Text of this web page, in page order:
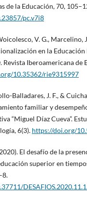
de la Educación, 70,
pc.v7i8
V. G., Marcelino,
en la Educación
Revista Iberoamericana de
10.35362/rie9315997
Balladares, J. F., &
familiar y
“Miguel Díaz Cueva”.
6(3). https://doi.org/
El desafío de la
superior en